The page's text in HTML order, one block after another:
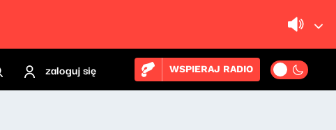
zaloguj się WSPIERAJ RADIO